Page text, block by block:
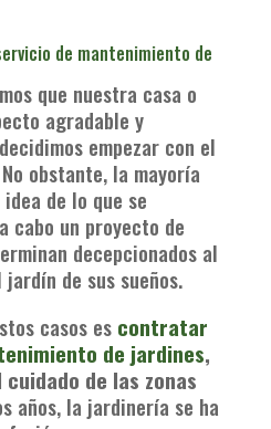
de mantenimiento de
que nuestra casa o
agradable y
empezar con el
obstante, la mayoría
de lo que se
cabo un proyecto de
decepcionados al
de sus sueños.
casos es contratar
de jardines,
de las zonas
años, la jardinería se ha